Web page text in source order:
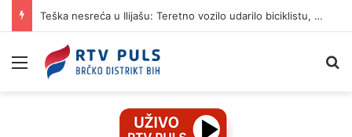
Teška nesreća u Ilijašu: Teretno vozilo udarilo biciklistu, 75-godišnjak zadržan u bolnici
Izbornik